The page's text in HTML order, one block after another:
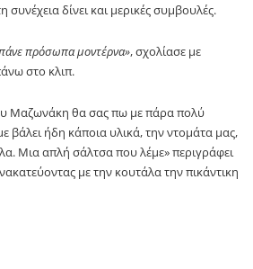
συνέχεια δίνει και μερικές συμβουλές.
πρόσωπα μοντέρνα», σχολίασε με
στο κλιπ.
Μαζωνάκη θα σας πω με πάρα πολύ
βάλει ήδη κάποια υλικά, την ντομάτα μας,
Μια απλή σάλτσα που λέμε» περιγράφει
με την κουτάλα την πικάντικη